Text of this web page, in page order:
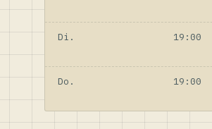
Di. 19:00
Do. 19:00